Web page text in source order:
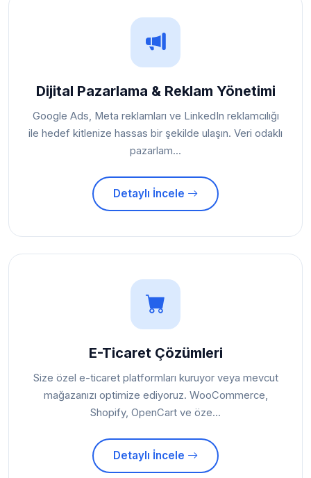
Dijital Pazarlama & Reklam Yönetimi
Google Ads, Meta reklamları ve LinkedIn reklamcılığı
ile hedef kitlenize hassas bir şekilde ulaşın. Veri odaklı
pazarlam...
Detaylı İncele
E-Ticaret Çözümleri
Size özel e-ticaret platformları kuruyor veya mevcut
mağazanızı optimize ediyoruz. WooCommerce,
Shopify, OpenCart ve öze...
Detaylı İncele